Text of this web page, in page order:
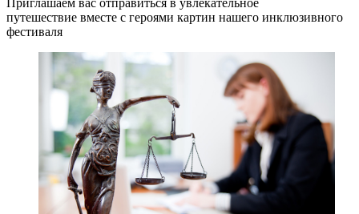
Приглашаем вас отправиться в увлекательное
путешествие вместе с героями картин нашего инклюзивного
фестиваля